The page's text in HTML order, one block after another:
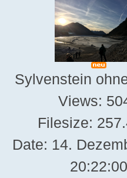
Sylvenstein
Views:
Filesize:
Date: 14.
20:22:00